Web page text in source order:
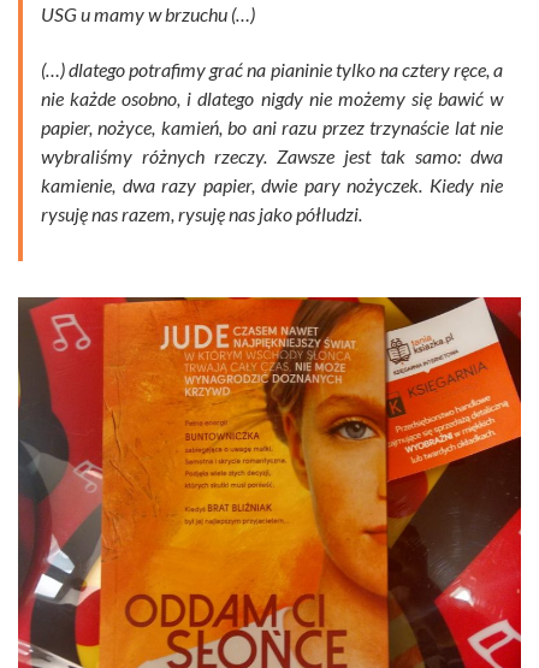
USG u mamy w brzuchu (…)
(…) dlatego potrafimy grać na pianinie tylko na cztery ręce, a
nie każde osobno, i dlatego nigdy nie możemy się bawić w
papier, nożyce, kamień, bo ani razu przez trzynaście lat nie
wybraliśmy różnych rzeczy. Zawsze jest tak samo: dwa
kamienie, dwa razy papier, dwie pary nożyczek. Kiedy nie
rysuję nas razem, rysuję nas jako półludzi.